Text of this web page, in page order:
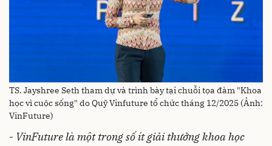
TS. Jayshree Seth tham dự và trình bày tại chuỗi tọa đàm "Khoa
học vì cuộc sống" do Quỹ Vinfuture tổ chức tháng 12/2025 (Ảnh:
VinFuture)
- VinFuture là một trong số ít giải thưởng khoa học